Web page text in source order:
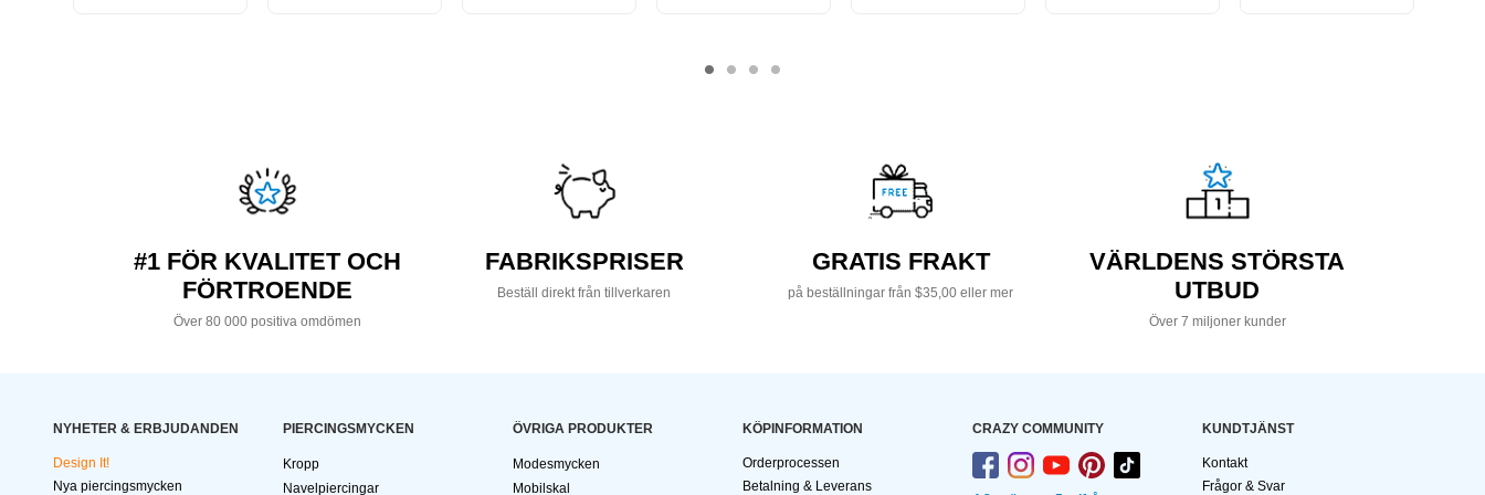
#1 FÖR KVALITET OCH
FÖRTROENDE
Över 80 000 positiva omdömen
FABRIKSPRISER
Beställ direkt från tillverkaren
GRATIS FRAKT
på beställningar från $35,00 eller mer
VÄRLDENS STÖRSTA
UTBUD
Över 7 miljoner kunder
NYHETER & ERBJUDANDEN
Design It!
Nya piercingsmycken
PIERCINGSMYCKEN
Kropp
Navelpiercingar
ÖVRIGA PRODUKTER
Modesmycken
Mobilskal
KÖPINFORMATION
Orderprocessen
Betalning & Leverans
CRAZY COMMUNITY KUNDTJÄNST
Kontakt
Frågor & Svar